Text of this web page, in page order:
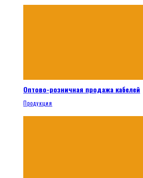
Оптово-розничная продажа кабелей
Продукция